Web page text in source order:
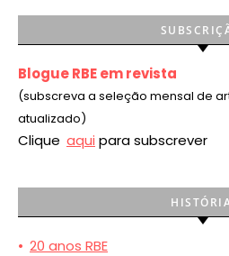
Blogue RBE em revista
(subscreva a seleção mensal de
atualizado)
Clique aqui para subscrever
• 20 anos RBE